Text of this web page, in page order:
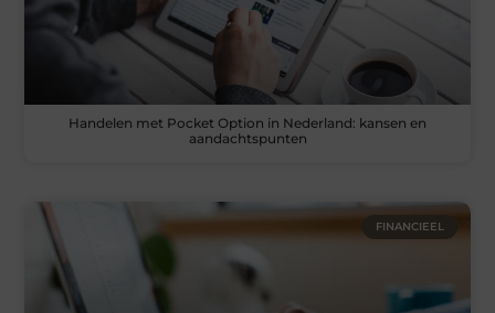
Handelen met Pocket Option in Nederland: kansen en
aandachtspunten
FINANCIEEL